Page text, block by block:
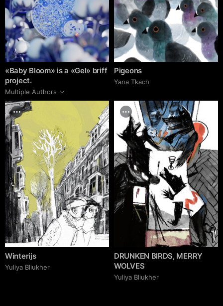
«Baby Bloom» is a «Gel» briff
project.
Multiple Authors
Pigeons
Yana Tkach
Winterijs
Yuliya Bliukher
DRUNKEN BIRDS, MERRY
WOLVES
Yuliya Bliukher